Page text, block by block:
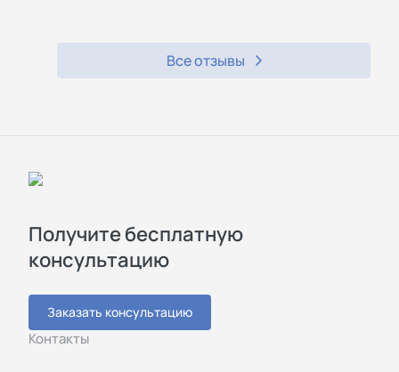
Все отзывы
Получите бесплатную
консультацию
Заказать консультацию
Контакты